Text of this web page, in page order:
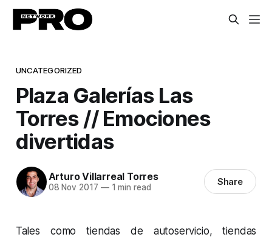
UNCATEGORIZED
Plaza Galerías Las
Torres // Emociones
divertidas
Arturo Villarreal Torres
08 Nov 2017 —1 min read Share
Tales como tiendas de autoservicio, tiendas